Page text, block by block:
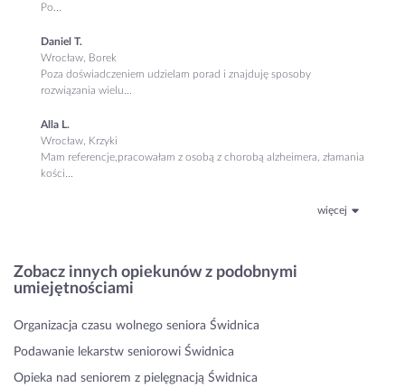
Po...
Daniel T.
Wrocław, Borek
Poza doświadczeniem udzielam porad i znajduję sposoby
rozwiązania wielu...
Alla L.
Wrocław, Krzyki
Mam referencje,pracowałam z osobą z chorobą alzheimera, złamania
kości...
więcej
Zobacz innych opiekunów z podobnymi
umiejętnościami
Organizacja czasu wolnego seniora Świdnica
Podawanie lekarstw seniorowi Świdnica
Opieka nad seniorem z pielęgnacją Świdnica